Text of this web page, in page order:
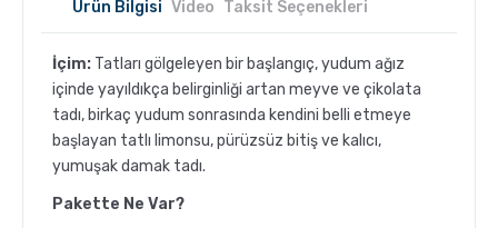
Ürün Bilgisi Video Taksit Seçenekleri
İçim: Tatları gölgeleyen bir başlangıç, yudum ağız
içinde yayıldıkça belirginliği artan meyve ve çikolata
tadı, birkaç yudum sonrasında kendini belli etmeye
başlayan tatlı limonsu, pürüzsüz bitiş ve kalıcı,
yumuşak damak tadı.
Pakette Ne Var?